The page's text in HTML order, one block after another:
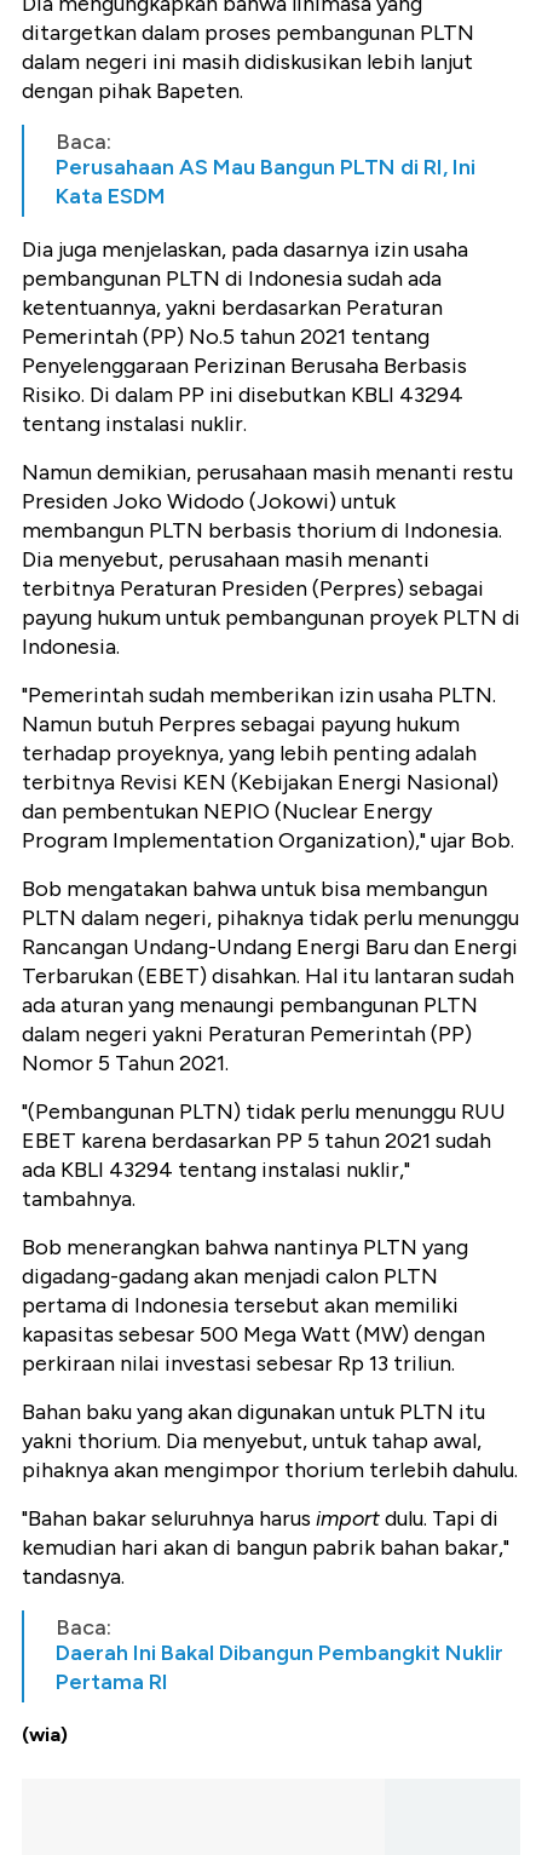
ditargetkan dalam proses pembangunan PLTN
dalam negeri ini masih didiskusikan lebih lanjut
dengan pihak Bapeten.
Baca:
Perusahaan AS Mau Bangun PLTN di RI, Ini
Kata ESDM
Dia juga menjelaskan, pada dasarnya izin usaha
pembangunan PLTN di Indonesia sudah ada
ketentuannya, yakni berdasarkan Peraturan
Pemerintah (PP) No.5 tahun 2021 tentang
Penyelenggaraan Perizinan Berusaha Berbasis
Risiko. Di dalam PP ini disebutkan KBLI 43294
tentang instalasi nuklir.
Namun demikian, perusahaan masih menanti restu
Presiden Joko Widodo (Jokowi) untuk
membangun PLTN berbasis thorium di Indonesia.
Dia menyebut, perusahaan masih menanti
terbitnya Peraturan Presiden (Perpres) sebagai
payung hukum untuk pembangunan proyek PLTN di
Indonesia.
"Pemerintah sudah memberikan izin usaha PLTN.
Namun butuh Perpres sebagai payung hukum
terhadap proyeknya, yang lebih penting adalah
terbitnya Revisi KEN (Kebijakan Energi Nasional)
dan pembentukan NEPIO (Nuclear Energy
Program Implementation Organization)," ujar Bob.
Bob mengatakan bahwa untuk bisa membangun
PLTN dalam negeri, pihaknya tidak perlu menunggu
Rancangan Undang-Undang Energi Baru dan Energi
Terbarukan (EBET) disahkan. Hal itu lantaran sudah
ada aturan yang menaungi pembangunan PLTN
dalam negeri yakni Peraturan Pemerintah (PP)
Nomor 5 Tahun 2021.
"(Pembangunan PLTN) tidak perlu menunggu RUU
EBET karena berdasarkan PP 5 tahun 2021 sudah
ada KBLI 43294 tentang instalasi nuklir,"
tambahnya.
Bob menerangkan bahwa nantinya PLTN yang
digadang-gadang akan menjadi calon PLTN
pertama di Indonesia tersebut akan memiliki
kapasitas sebesar 500 Mega Watt (MW) dengan
perkiraan nilai investasi sebesar Rp 13 triliun.
Bahan baku yang akan digunakan untuk PLTN itu
yakni thorium. Dia menyebut, untuk tahap awal,
pihaknya akan mengimpor thorium terlebih dahulu.
"Bahan bakar seluruhnya harus importdulu. Tapi di
kemudian hari akan di bangun pabrik bahan bakar,"
tandasnya.
Baca:
Daerah Ini Bakal Dibangun Pembangkit Nuklir
Pertama RI
(wia)